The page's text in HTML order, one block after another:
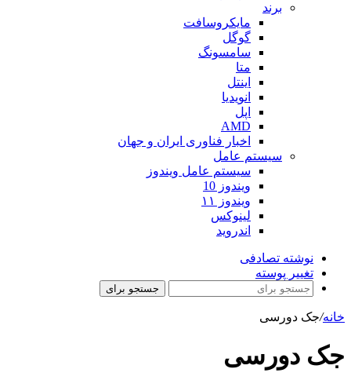
برند
مایکروسافت
گوگل
سامسونگ
متا
اینتل
انویدیا
اپل
AMD
اخبار فناوری ایران و جهان
سیستم عامل
سیستم عامل ویندوز
ویندوز 10
ویندوز ۱۱
لینوکس
اندروید
نوشته تصادفی
تغییر پوسته
جستجو برای
خانه/جک دورسی
جک دورسی